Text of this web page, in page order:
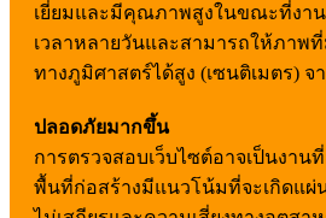
เยี่ยมและมีคุณภาพสูงในขณะที่งา
เวลาหลายวันและสามารถให้ภาพ
ทางภูมิศาสตร์ได้สูง (เซนติเมตร) จ
ปลอดภัยมากขึ้น
การตรวจสอบเว็บไซต์อาจเป็นงาน
พื้นที่ก่อสร้างมีแนวโน้มที่จะเกิดแผ่